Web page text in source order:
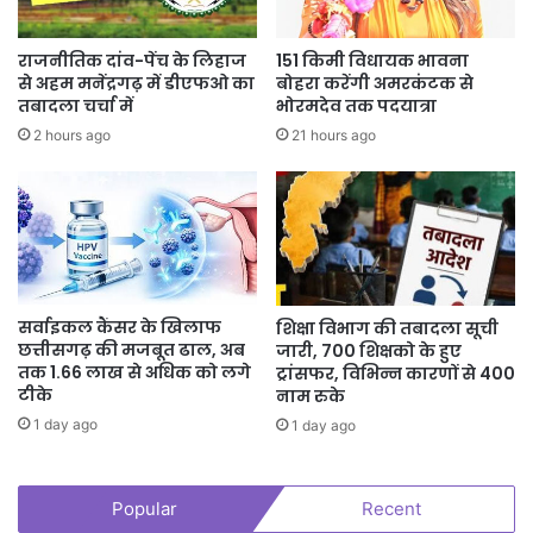
होती है। इस संबंध में सामाजिक· बहिष्कार प्रतिषेध अधिनियम को आगामी
विधानसभा सत्र में सामाजिक बहिष्कार केसंबंध में सक्षम ·कानून बनाने के लिए पहल
करें ताकि अनेक प्रताडि़तों को न्याय मिल सके।
राजनीतिक दांव-पेंच के लिहाज
से अहम मनेंद्रगढ़ में डीएफओ का
तबादला चर्चा में
2 hours ago
151 किमी विधायक भावना
बोहरा करेंगी अमरकंटक से
भोरमदेव तक पदयात्रा
21 hours ago
सर्वाइकल कैंसर के खिलाफ
छत्तीसगढ़ की मजबूत ढाल, अब
तक 1.66 लाख से अधिक को लगे
टीके
1 day ago
शिक्षा विभाग की तबादला सूची
जारी, 700 शिक्षको के हुए
ट्रांसफर, विभिन्न कारणों से 400
नाम रुके
1 day ago
Popular Recent